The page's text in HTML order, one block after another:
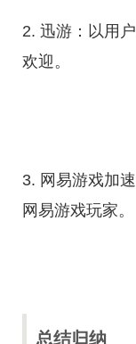
2. 迅游：以用
欢迎。
3. 网易游戏加
网易游戏玩家。
总结归纳